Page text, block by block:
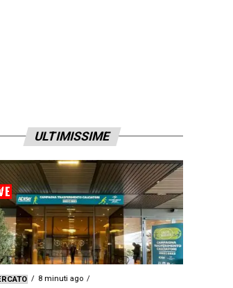
ULTIMISSIME
8 minuti ago